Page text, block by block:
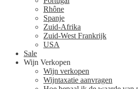
Rhône
Spanje
Zuid-Afrika
Zuid-West Frankrijk
USA
Sale
Wijn Verkopen
Wijn verkopen
Wijntaxatie aanvragen